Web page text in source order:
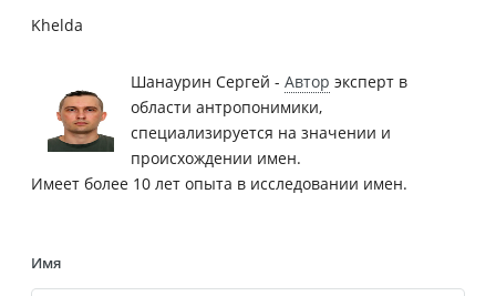
Khelda
Шанаурин Сергей - Автор эксперт в
области антропонимики,
специализируется на значении и
происхождении имен.
Имеет более 10 лет опыта в исследовании имен.
Имя